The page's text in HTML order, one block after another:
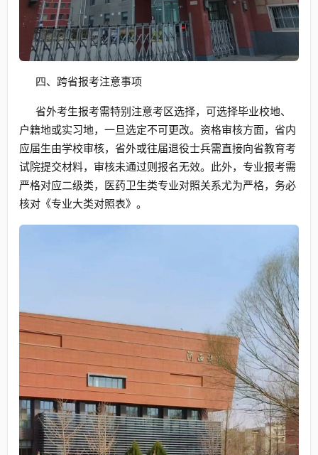
四、跨省报考注意事项
省外考生报考需特别注意考区选择，可选择毕业校地、
户籍地或实习地，一旦选定不可更改。资格审核方面，省内
应届生由学校审核，省外或往届退役士兵需直接向省教育考
试院提交材料，审核未通过则报名无效。此外，专业报考需
严格对应二级类，医药卫生类专业对照关系尤为严格，务必
核对《专业大类对照表》。